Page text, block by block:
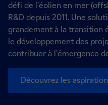
défi de l'éolien en mer
R&D depuis 2011. Une
grandement à la transition
le développement des
contribuer à l'émergence
Découvrez les